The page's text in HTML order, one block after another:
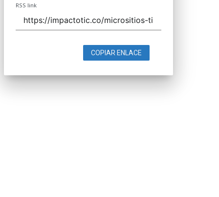
RSS link
COPIAR ENLACE